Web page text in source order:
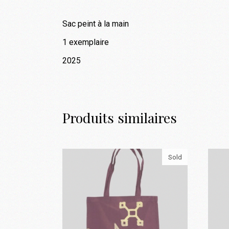
Sac peint à la main
1 exemplaire
2025
Produits similaires
Sold